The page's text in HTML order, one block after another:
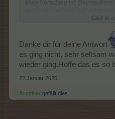
Version. Dein Gerät hat alle
Daumen drückende Grüße
App-Ubu
Click to
Danke dir für deine Antwort
es ging nicht, sehr seltsam
wieder ging.Hoffe das es so
22 Januar 2025
Ubuntiner gefällt dies.